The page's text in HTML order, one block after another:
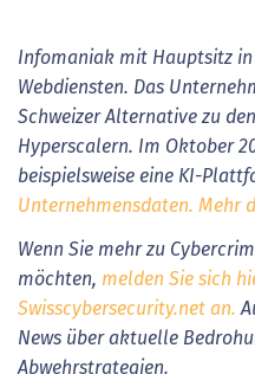
Infomaniak mit Hauptsitz in
Webdiensten. Das
Schweizer Alternative zu
Hyperscalern. Im Oktober
beispielsweise eine KI-
Unternehmensdaten. Mehr
Wenn Sie mehr zu
möchten, melden Sie sich
Swisscybersecurity.net an.
News über aktuelle
Abwehrstrategien.